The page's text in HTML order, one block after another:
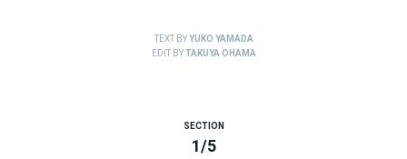
TEXT BYYUKO YAMADA
EDIT BYTAKUYA OHAMA
SECTION
1/5